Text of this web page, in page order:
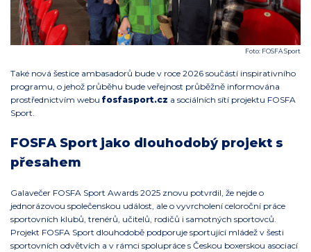
Foto: FOSFA Sport
Také nová šestice ambasadorů bude v roce 2026 součástí inspirativního
programu, o jehož průběhu bude veřejnost průběžně informována
prostřednictvím webu fosfasport.cz a sociálních sítí projektu FOSFA
Sport.
FOSFA Sport jako dlouhodobý projekt s
přesahem
Galavečer FOSFA Sport Awards 2025 znovu potvrdil, že nejde o
jednorázovou společenskou událost, ale o vyvrcholení celoroční práce
sportovních klubů, trenérů, učitelů, rodičů i samotných sportovců.
Projekt FOSFA Sport dlouhodobě podporuje sportující mládež v šesti
sportovních odvětvích a v rámci spolupráce s Českou boxerskou asociací